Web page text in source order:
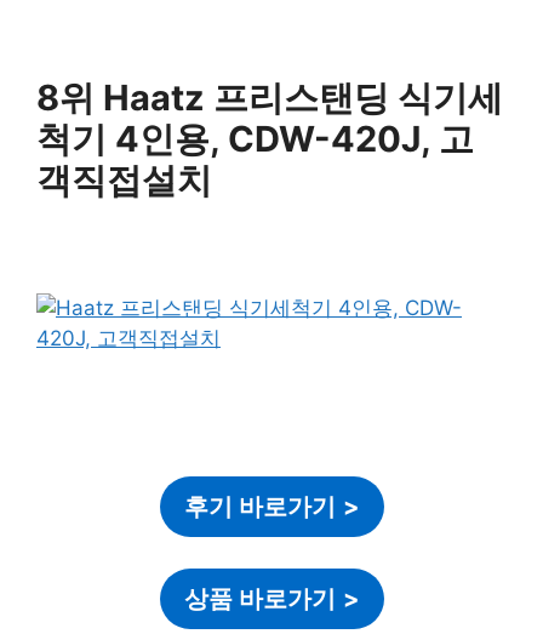
8위 Haatz 프리스탠딩 식기세
척기 4인용, CDW-420J, 고
객직접설치
후기 바로가기 >
상품 바로가기 >